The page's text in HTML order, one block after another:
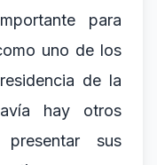
para
uno de los
de la
hay otros
sus